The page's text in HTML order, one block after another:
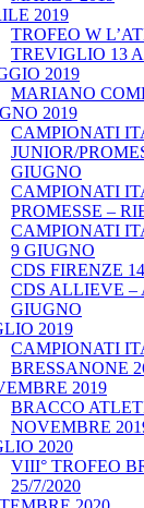
2019
TROFEO W
TREVIGLIO 13
2019
MARIANO
2019
CAMPIONATI
JUNIOR/
GIUGNO
CAMPIONATI
PROMESSE –
CAMPIONATI
9 GIUGNO
CDS FIRENZE
CDS ALLIEVE –
GIUGNO
2019
CAMPIONATI
BRESSANONE
2019
BRACCO
NOVEMBRE
2020
VIII° TROFEO
25/7/2020